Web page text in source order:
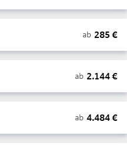
ab 285 €
ab 2.144€
ab 4.484€